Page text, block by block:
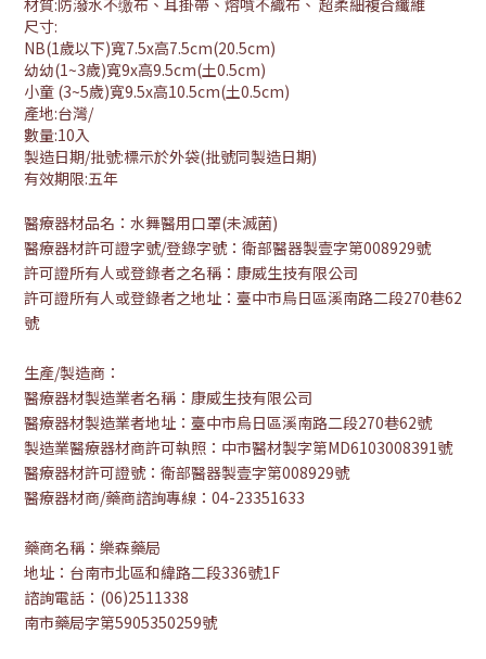
材質:防潑水不缴布、耳掛帶、熔噴不織布、 超柔細複合纖維
尺寸:
NB(1歲以下)寬7.5x高7.5cm(20.5cm)
幼幼(1~3歲)寬9x高9.5cm(土0.5cm)
小童 (3~5歲)寬9.5x高10.5cm(土0.5cm)
產地:台灣/
數量:10入
製造日期/批號:標示於外袋(批號同製造日期)
有效期限:五年
醫療器材品名：水舞醫用口罩(未滅菌)
醫療器材許可證字號/登錄字號：衛部醫器製壹字第008929號
許可證所有人或登錄者之名稱：康威生技有限公司
許可證所有人或登錄者之地址：臺中市烏日區溪南路二段270巷62
號
生產/製造商：
醫療器材製造業者名稱：康威生技有限公司
醫療器材製造業者地址：臺中市烏日區溪南路二段270巷62號
製造業醫療器材商許可執照：中市醫材製字第MD6103008391號
醫療器材許可證號：衛部醫器製壹字第008929號
醫療器材商/藥商諮詢專線：04-23351633
藥商名稱：樂森藥局
地址：台南市北區和緯路二段336號1F
諮詢電話：(06)2511338
南市藥局字第5905350259號